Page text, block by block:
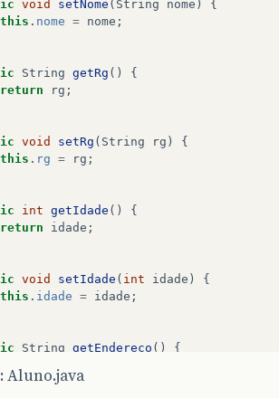
void setNome ( String nome )
{
this . nome = nome ;
String getRg ()
{
return
rg ;
void setRg ( String rg )
{
this . rg = rg ;
int getIdade ()
{
return
idade ;
void setIdade ( int idade )
{
this . idade = idade ;
String getEndereco ()
{
return
Aluno.java